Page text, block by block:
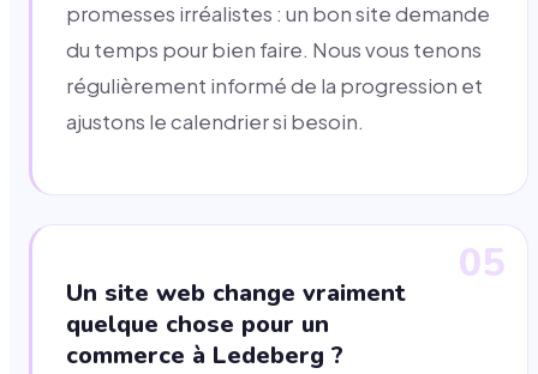
promesses irréalistes : un bon site demande
du temps pour bien faire. Nous vous tenons
régulièrement informé de la progression et
ajustons le calendrier si besoin.
05
Un site web change vraiment
quelque chose pour un
commerce à Ledeberg ?